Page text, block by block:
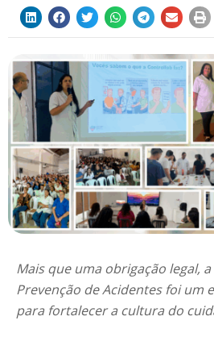
Mais que uma obrigação legal,
Prevenção de Acidentes foi um
para fortalecer a cultura do